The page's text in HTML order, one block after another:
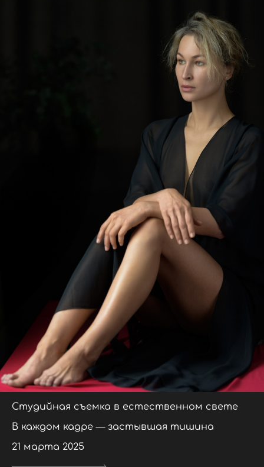
Студийная съемка в естественном свете
В каждом кадре — застывшая тишина
21 марта 2025